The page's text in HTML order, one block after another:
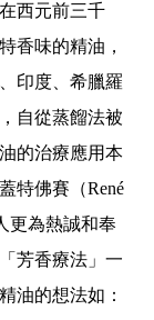
西元前三千
香味的精油，
印度、希臘羅
自從蒸餾法被
的治療應用本
特佛賽（René
更為熱誠和奉
芳香療法」一
油的想法如：